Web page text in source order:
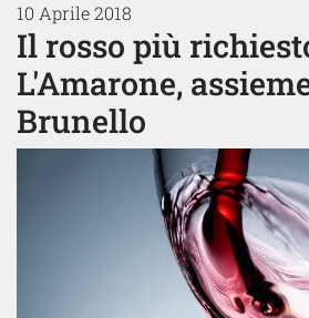
10 Aprile 2018
Il rosso più
L'Amarone,
Brunello